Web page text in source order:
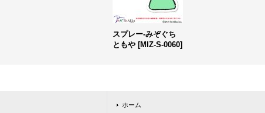
スプレー-みぞぐち
ともや [MIZ-S-0060]
ホーム